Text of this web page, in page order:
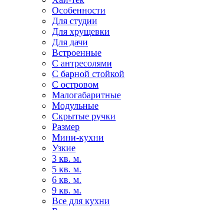
Особенности
Для студии
Для хрущевки
Для дачи
Встроенные
С антресолями
С барной стойкой
С островом
Малогабаритные
Модульные
Скрытые ручки
Размер
Мини-кухни
Узкие
3 кв. м.
5 кв. м.
6 кв. м.
9 кв. м.
Все для кухни